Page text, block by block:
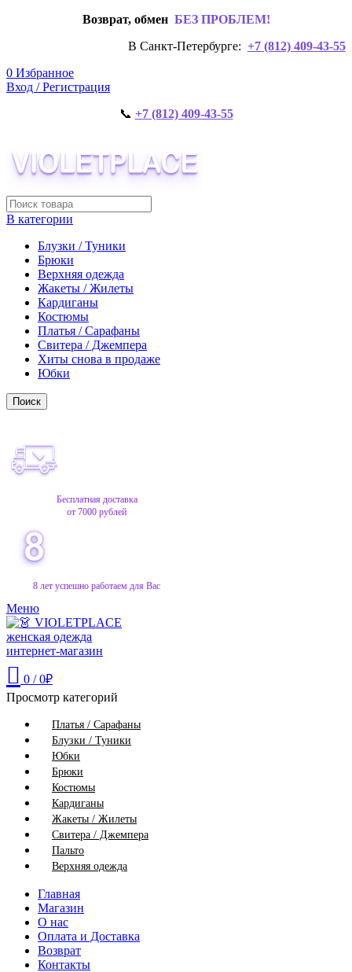
Возврат, обмен БЕЗ ПРОБЛЕМ!
В Санкт-Петербурге: +7 (812) 409-43-55
0 Избранное
Вход / Регистрация
📞 +7 (812) 409-43-55
В категории
Блузки / Туники
Брюки
Верхняя одежда
Жакеты / Жилеты
Кардиганы
Костюмы
Платья / Сарафаны
Свитера / Джемпера
Хиты снова в продаже
Юбки
Поиск
Бесплатная доставка
от 7000 рублей
8 лет успешно работаем для Вас
Меню
0 / 0₽
Просмотр категорий
Платья / Сарафаны
Блузки / Туники
Юбки
Брюки
Костюмы
Кардиганы
Жакеты / Жилеты
Свитера / Джемпера
Пальто
Верхняя одежда
Главная
Магазин
О нас
Оплата и Доставка
Возврат
Контакты